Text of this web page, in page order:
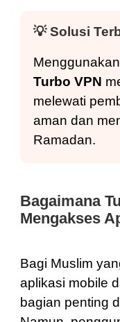
💡Solusi
Turbo VPN
melewati
aman dan
Ramadan.
Bagaimana
Mengakses
Bagi Muslim
aplikasi mobile
bagian penting